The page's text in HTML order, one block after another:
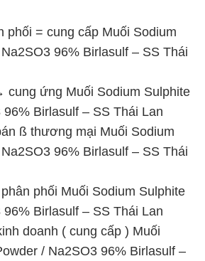
phối = cung cấp Muối Sodium
96% Birlasulf – SS Thái
ứng Muối Sodium Sulphite
Birlasulf – SS Thái Lan
ß thương mại Muối Sodium
96% Birlasulf – SS Thái
phối Muối Sodium Sulphite
Birlasulf – SS Thái Lan
doanh ( cung cấp ) Muối
/ Na2SO3 96% Birlasulf –